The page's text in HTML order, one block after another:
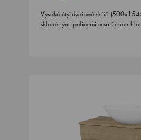
Vysoká čtyřdveřová skříň
skleněnými policemi a sníženou